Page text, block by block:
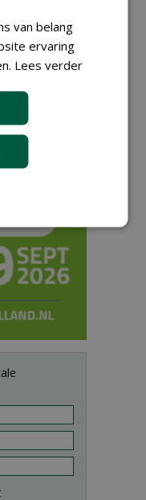
van belang
ervaring
Lees verder